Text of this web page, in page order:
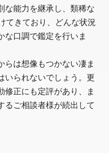
な能力を継承し、類稀な
てきており、どんな状況
な口調で鑑定を行いま
らは想像もつかない凄ま
いられないでしょう。更
修正にも定評があり、ま
るご相談者様が続出して